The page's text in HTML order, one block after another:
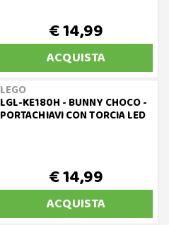
€ 14,99
ACQUISTA
LEGO
LGL-KE180H - BUNNY CHOCO -
PORTACHIAVI CON TORCIA LED
€ 14,99
ACQUISTA